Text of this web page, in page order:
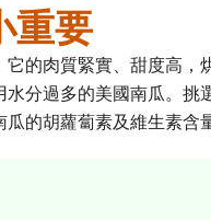
重要
的肉質緊實、甜度高
水分過多的美國南瓜。
的胡蘿蔔素及維生素含